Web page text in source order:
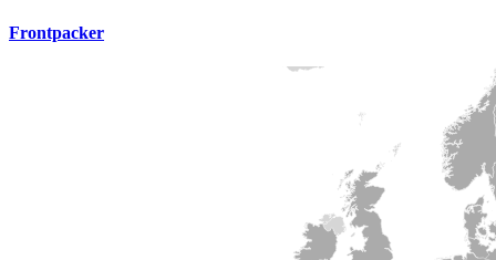
Frontpacker